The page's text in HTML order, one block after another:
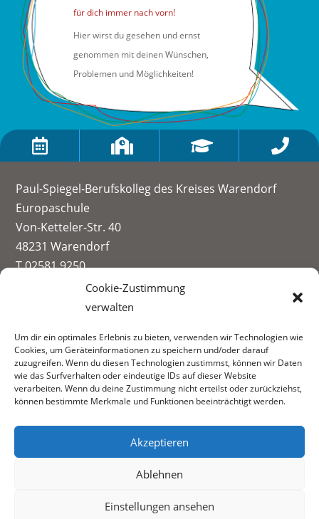
Cookie-Zustimmung
verwalten
Um dir ein optimales Erlebnis zu bieten, verwenden wir Technologien wie
Cookies, um Geräteinformationen zu speichern und/oder darauf
zuzugreifen. Wenn du diesen Technologien zustimmst, können wir Daten
wie das Surfverhalten oder eindeutige IDs auf dieser Website
verarbeiten. Wenn du deine Zustimmung nicht erteilst oder zurückziehst,
können bestimmte Merkmale und Funktionen beeinträchtigt werden.
Akzeptieren
Ablehnen
Einstellungen ansehen
für dich immer nach vorn!
Hier wirst du gesehen und ernst
genommen mit deinen Wünschen,
Problemen und Möglichkeiten!
   
Paul-Spiegel-Berufskolleg des Kreises Warendorf
Europaschule
Von-Ketteler-Str. 40
48231 Warendorf
T 02581 9250
info@paul-spiegel-berufskolleg.eu
Datenschutzerklärung
Informationen zur Datenerhebung
Fachbereiche: